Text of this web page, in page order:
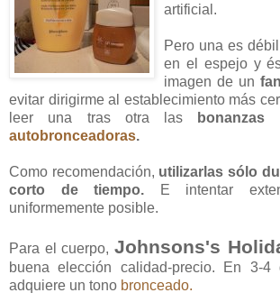
artificial.
Pero una es
en el espejo y
imagen de un
evitar dirigirme al establecimiento más
leer una tras otra las
bonanzas
autobronceadoras.
Como recomendación, utilizarlas sólo
corto de tiempo. E intentar
uniformemente posible.
Para el cuerpo,Johnsons's
buena elección calidad-precio. En 3-4
adquiere un tono bronceado.